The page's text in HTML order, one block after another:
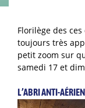
Florilège des
toujours très
petit zoom sur
samedi 17 et
L’ABRI ANTI-AÉRIEN